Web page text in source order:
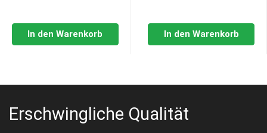
In den Warenkorb In den Warenkorb
Erschwingliche Qualität